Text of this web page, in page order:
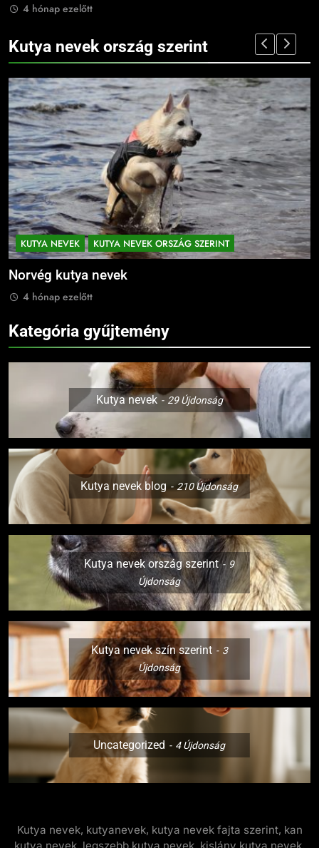
4 hónap ezelőtt
Kutya nevek ország szerint
KUTYA NEVEK KUTYA NEVEK ORSZÁG SZERINT
Német kutya nevek
4 hónap ezelőtt
Kategória gyűjtemény
Kutya nevek 29Újdonság
Kutya nevek blog 210Újdonság
Kutya nevek ország szerint
9
Újdonság
Kutya nevek szín szerint
3
Újdonság
Uncategorized 4Újdonság
Kutya nevek, kutyanevek, kutya nevek fajta szerint, kan